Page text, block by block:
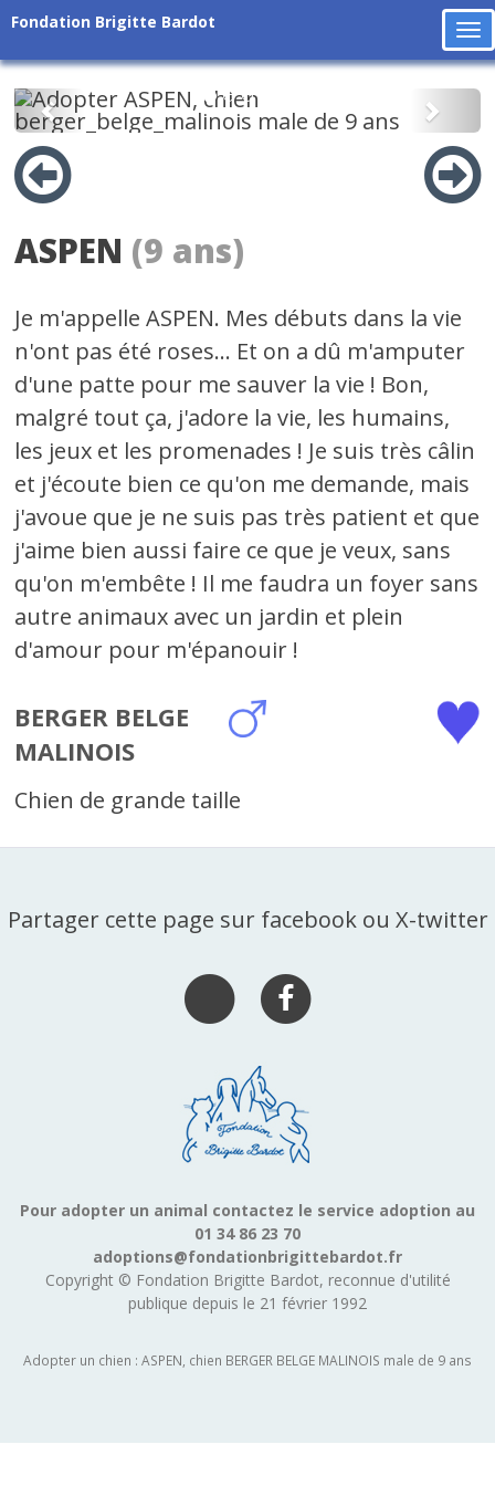
Fondation Brigitte Bardot
Précédent
ASPEN (9 ans)
Je m'appelle ASPEN. Mes débuts dans la vie
n'ont pas été roses... Et on a dû m'amputer
d'une patte pour me sauver la vie ! Bon,
malgré tout ça, j'adore la vie, les humains,
les jeux et les promenades ! Je suis très câlin
et j'écoute bien ce qu'on me demande, mais
j'avoue que je ne suis pas très patient et que
j'aime bien aussi faire ce que je veux, sans
qu'on m'embête ! Il me faudra un foyer sans
autre animaux avec un jardin et plein
d'amour pour m'épanouir !
BERGER BELGE
MALINOIS
Chien de grande taille
Partager cette page sur facebook ou X-twitter
Pour adopter un animal contactez le service adoption au
01 34 86 23 70
adoptions@fondationbrigittebardot.fr
Copyright © Fondation Brigitte Bardot, reconnue d'utilité
publique depuis le 21 février 1992
Adopter un chien : ASPEN, chien BERGER BELGE MALINOIS male de 9 ans